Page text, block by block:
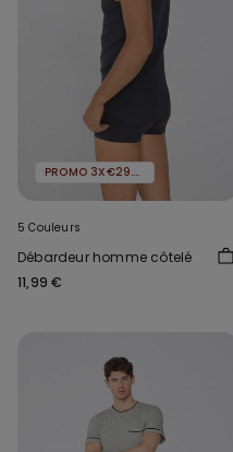
PROMO 3X€29.99
5 Couleurs
Débardeur homme côtelé
11,99 €